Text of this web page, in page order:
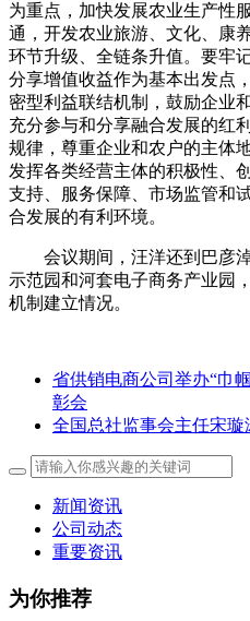
为重点，加快发展农业生产性
通，开发农业旅游、文化、康
环节升级、全链条升值。要牢
分享增值收益作为基本出发点
密型利益联结机制，鼓励企业
充分参与和分享融合发展的红
规律，尊重企业和农户的主体
发挥各类经营主体的积极性、
支持、服务保障、市场监管和
合发展的有利环境。
会议期间，汪洋还到巴彦淖
示范园和河套电子商务产业园
机制建立情况。
省供销电商公司举办“巾
彰会
全国总社监事会主任宋
新闻资讯
公司动态
重要资讯
为你推荐